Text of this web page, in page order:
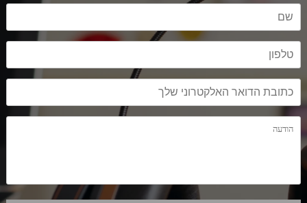
של Lexmark, או של כל חברה ידועה אחרת בתחום – אנו נספק לכם את
ראשי הדיו המקוריים, במגוון רחב של רכישות, של עד ארבעה ראשי דיו
בחבילה. דיו לנד דואגת להעניק לכם את המוצרים האיכותיים ביותר
בתחום, יחד עם אחריות והתחייבות לאיכות, ושירות טלפוני מיידי, וגם דרך
האתר. איתנו אתם תמיד תדעו שאתם לא לבד, ויש לכם למי לפנות בכל
בעיה או שאלה בנושא של החלפת ראש דיו או כל צורך אחר. עם דיו לנד
תוכלו לנהל את בית העסק שלכם, או לפעול במסגרת הבית שלכם בראש
שקט.